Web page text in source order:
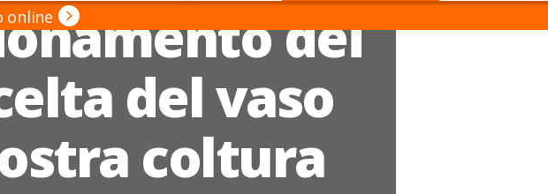
online
dei
del vaso
coltura